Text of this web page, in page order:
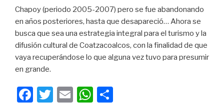
Chapoy (periodo 2005-2007) pero se fue abandonando
en años posteriores, hasta que desapareció… Ahora se
busca que sea una estrategia integral para el turismo y la
difusión cultural de Coatzacoalcos, con la finalidad de que
vaya recuperándose lo que alguna vez tuvo para presumir
en grande.
F
T
E
W